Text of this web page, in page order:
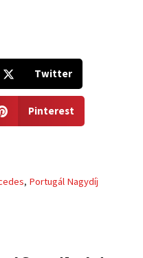
h
Twitter
h
n
Pinterest
, Portugál Nagydíj